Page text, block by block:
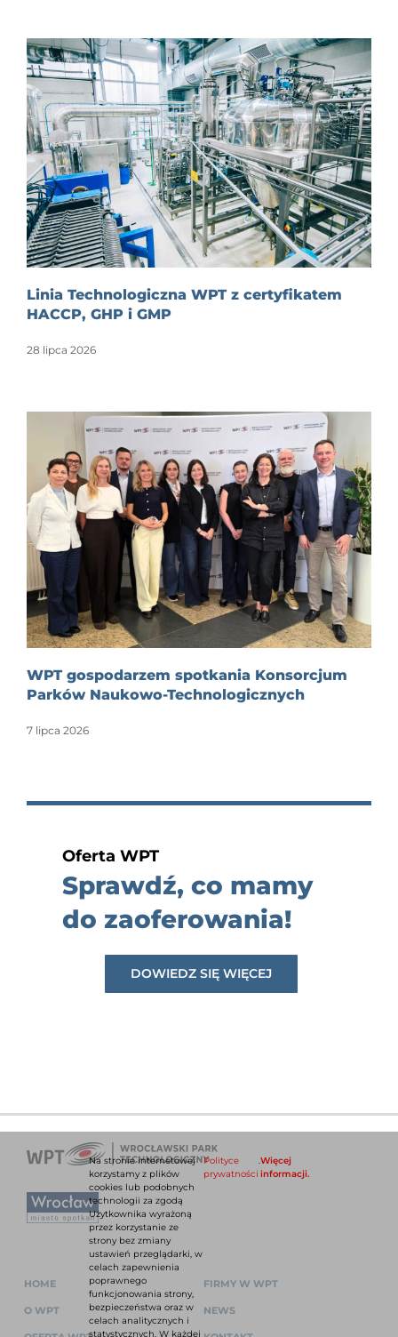
Linia Technologiczna WPT z certyfikatem
HACCP, GHP i GMP
28 lipca 2026
WPT gospodarzem spotkania Konsorcjum
Parków Naukowo-Technologicznych
7 lipca 2026
Oferta WPT
Sprawdź, co mamy
do zaoferowania!
DOWIEDZ SIĘ WIĘCEJ
HOME
O WPT
FIRMY W WPT
NEWS
Na stronie internetowej
korzystamy z plików
cookies lub podobnych
technologii za zgodą
Użytkownika wyrażoną
przez korzystanie ze
strony bez zmiany
ustawień przeglądarki, w
celach zapewnienia
poprawnego
funkcjonowania strony,
bezpieczeństwa oraz w
celach analitycznych i
statystycznych. W każdej
Polityce
prywatności
Więcej
informacji.